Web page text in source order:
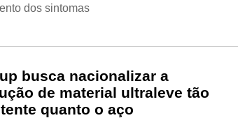
dos sintomas
busca nacionalizar a
de material ultraleve tão
quanto o aço